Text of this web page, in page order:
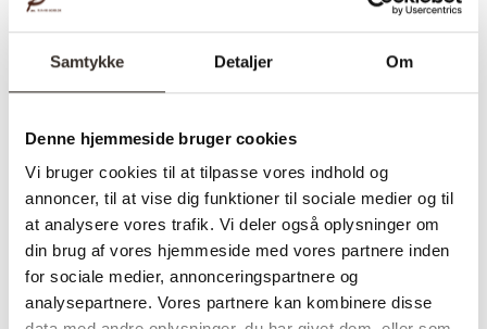
Samtykke Detaljer Om
Denne hjemmeside bruger cookies
Vi bruger cookies til at tilpasse vores indhold og
annoncer, til at vise dig funktioner til sociale medier og til
at analysere vores trafik. Vi deler også oplysninger om
din brug af vores hjemmeside med vores partnere inden
for sociale medier, annonceringspartnere og
analysepartnere. Vores partnere kan kombinere disse
Længde:
Bredde: 60 cm
Højde: 90 cm
Vægt (brutto): 3,4 kg
Vægt (netto): 2,5 kg
Samle info: Samlet
Sælges i pakker á: 1 stk. (pris pr. 1 stk.)
Antal kolli: 1 kolli